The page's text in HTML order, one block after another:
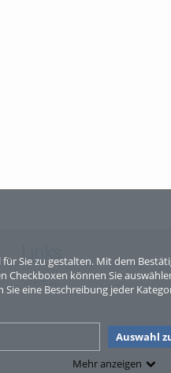
Sie zu gestalten. Mit dem
können Sie
eine Beschreibung jeder
Auswahl
Mehr anzeigen
Links
Sitemap